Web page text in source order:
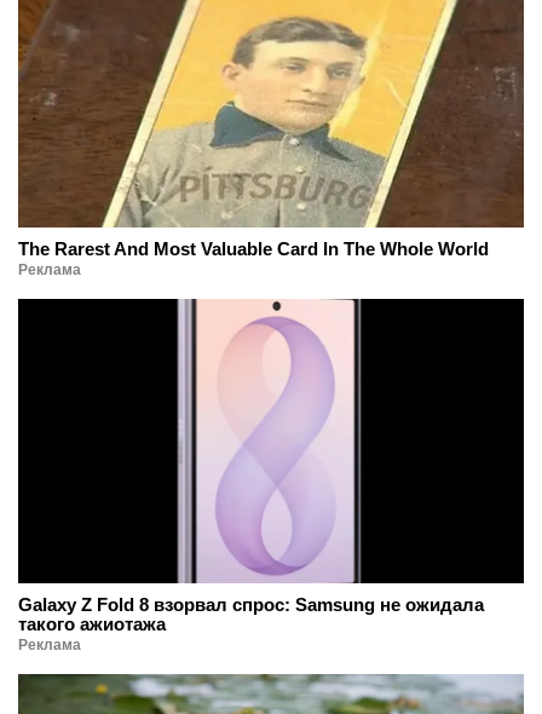
The Rarest And Most Valuable Card In The Whole World
Реклама
Galaxy Z Fold 8 взорвал спрос: Samsung не ожидала
такого ажиотажа
Реклама